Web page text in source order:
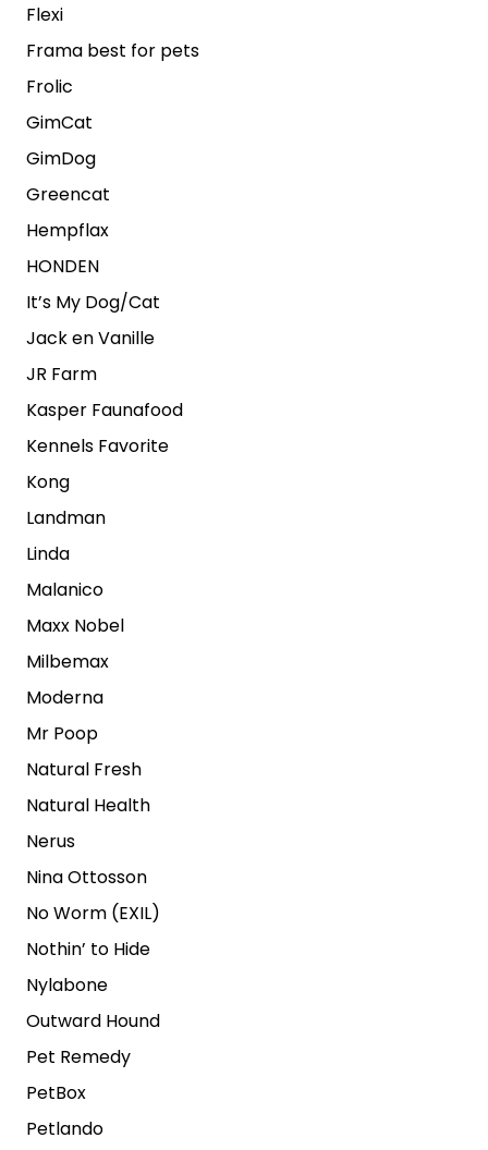
Flexi
Frama best for pets
Frolic
GimCat
GimDog
Greencat
Hempflax
HONDEN
It’s My Dog/Cat
Jack en Vanille
JR Farm
Kasper Faunafood
Kennels Favorite
Kong
Landman
Linda
Malanico
Maxx Nobel
Milbemax
Moderna
Mr Poop
Natural Fresh
Natural Health
Nerus
Nina Ottosson
No Worm (EXIL)
Nothin’ to Hide
Nylabone
Outward Hound
Pet Remedy
PetBox
Petlando